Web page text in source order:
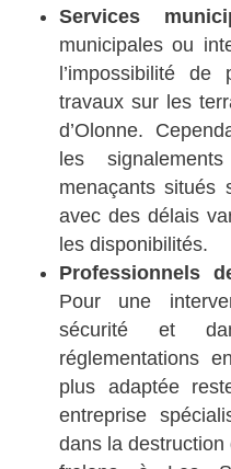
Services
municipales ou
l’impossibilité
travaux sur les
d’Olonne.
les
menaçants situés
avec des délais
les disponibilités.
Professionnels
Pour une
sécurité et
réglementations
plus adaptée
entreprise
dans la